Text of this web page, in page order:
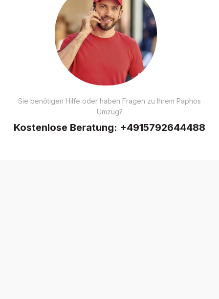
Sie benötigen Hilfe oder haben Fragen zu Ihrem Paphos
Umzug?
Kostenlose Beratung: +4915792644488